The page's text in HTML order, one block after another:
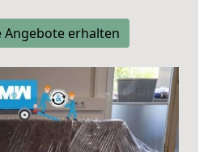
Angebote erhalten